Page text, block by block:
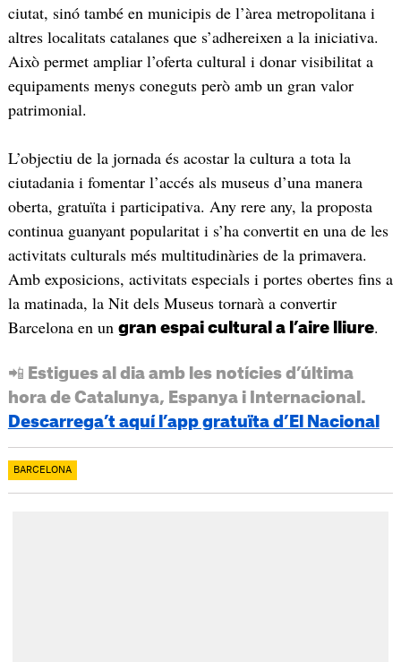
ciutat, sinó també en municipis de l’àrea metropolitana i
altres localitats catalanes que s’adhereixen a la iniciativa.
Això permet ampliar l’oferta cultural i donar visibilitat a
equipaments menys coneguts però amb un gran valor
patrimonial.
L’objectiu de la jornada és acostar la cultura a tota la
ciutadania i fomentar l’accés als museus d’una manera
oberta, gratuïta i participativa. Any rere any, la proposta
continua guanyant popularitat i s’ha convertit en una de les
activitats culturals més multitudinàries de la primavera.
Amb exposicions, activitats especials i portes obertes fins a
la matinada, la Nit dels Museus tornarà a convertir
Barcelona en un gran espai cultural a l’aire lliure.
📲 Estigues al dia amb les notícies d’última
hora de Catalunya, Espanya i Internacional.
Descarrega’t aquí l’app gratuïta d’El Nacional
BARCELONA